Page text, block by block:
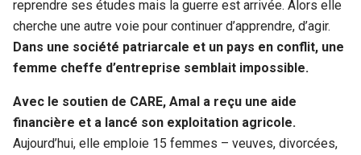
reprendre ses études mais la guerre est arrivée. Alors elle
cherche une autre voie pour continuer d’apprendre, d’agir.
Dans une société patriarcale et un pays en conflit, une
femme cheffe d’entreprise semblait impossible.
Avec le soutien de CARE, Amal a reçu une aide
financière et a lancé son exploitation agricole.
Aujourd’hui, elle emploie 15 femmes – veuves, divorcées,